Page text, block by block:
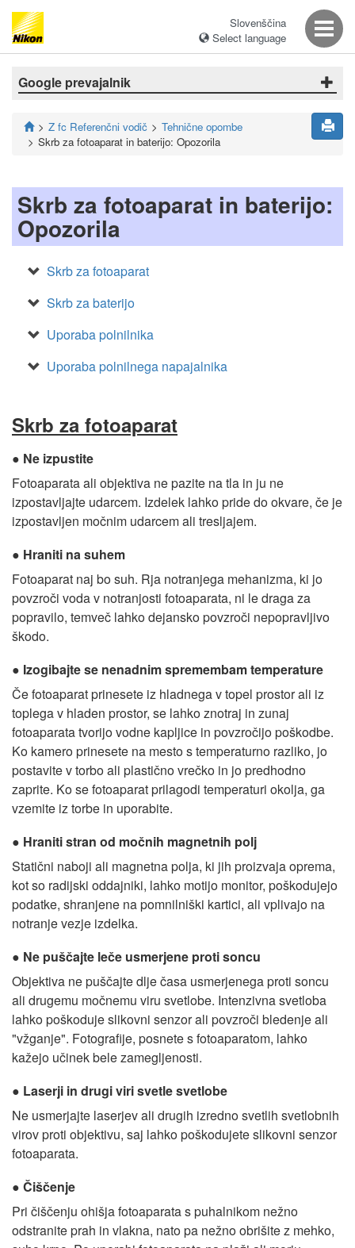
Slovenščina
Select language
Google prevajalnik
Z fc Referenčni vodič
Tehnične opombe
Skrb za fotoaparat in baterijo: Opozorila
Skrb za fotoaparat in baterijo:
Opozorila
Skrb za fotoaparat
Skrb za baterijo
Uporaba polnilnika
Uporaba polnilnega napajalnika
Skrb za fotoaparat
Ne izpustite
Fotoaparata ali objektiva ne pazite na tla in ju ne
izpostavljajte udarcem. Izdelek lahko pride do okvare, če je
izpostavljen močnim udarcem ali tresljajem.
Hraniti na suhem
Fotoaparat naj bo suh. Rja notranjega mehanizma, ki jo
povzroči voda v notranjosti fotoaparata, ni le draga za
popravilo, temveč lahko dejansko povzroči nepopravljivo
škodo.
Izogibajte se nenadnim spremembam temperature
Če fotoaparat prinesete iz hladnega v topel prostor ali iz
toplega v hladen prostor, se lahko znotraj in zunaj
fotoaparata tvorijo vodne kapljice in povzročijo poškodbe.
Ko kamero prinesete na mesto s temperaturno razliko, jo
postavite v torbo ali plastično vrečko in jo predhodno
zaprite. Ko se fotoaparat prilagodi temperaturi okolja, ga
vzemite iz torbe in uporabite.
Hraniti stran od močnih magnetnih polj
Statični naboji ali magnetna polja, ki jih proizvaja oprema,
kot so radijski oddajniki, lahko motijo monitor, poškodujejo
podatke, shranjene na pomnilniški kartici, ali vplivajo na
notranje vezje izdelka.
Ne puščajte leče usmerjene proti soncu
Objektiva ne puščajte dlje časa usmerjenega proti soncu
ali drugemu močnemu viru svetlobe. Intenzivna svetloba
lahko poškoduje slikovni senzor ali povzroči bledenje ali
"vžganje". Fotografije, posnete s fotoaparatom, lahko
kažejo učinek bele zamegljenosti.
Laserji in drugi viri svetle svetlobe
Ne usmerjajte laserjev ali drugih izredno svetlih svetlobnih
virov proti objektivu, saj lahko poškodujete slikovni senzor
fotoaparata.
Čiščenje
Pri čiščenju ohišja fotoaparata s puhalnikom nežno
odstranite prah in vlakna, nato pa nežno obrišite z mehko,